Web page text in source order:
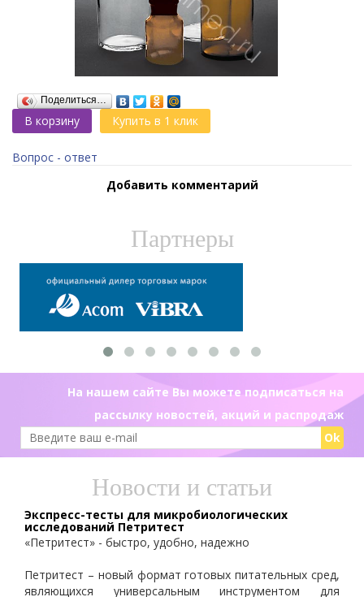
Поделиться…
В корзину Купить в 1 клик
Вопрос - ответ
Добавить комментарий
Партнеры
На нашем сайте Вы можете подписаться на
рассылку новостей, акций и распродаж
Ok
Новости и статьи
Экспресс-тесты для микробиологических
исследований Петритест
«Петритест» - быстро, удобно, надежно
Петритест – новый формат готовых питательных сред,
являющихся универсальным инструментом для